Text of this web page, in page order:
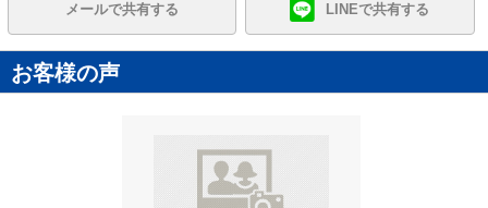
メールで共有する LINEで共有する
お客様の声